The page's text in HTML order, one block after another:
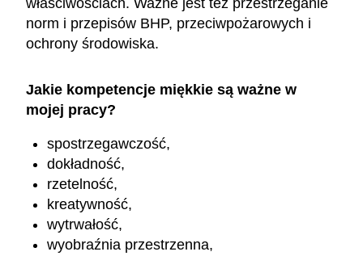
norm i przepisów BHP, przeciwpożarowych i
ochrony środowiska.
Jakie kompetencje miękkie są ważne w
mojej pracy?
spostrzegawczość,
dokładność,
rzetelność,
kreatywność,
wytrwałość,
wyobraźnia przestrzenna,